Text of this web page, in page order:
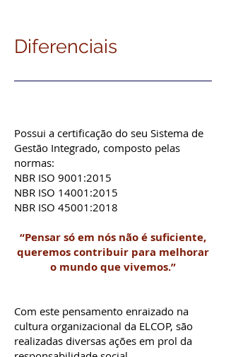
Diferenciais
Possui a certificação do seu Sistema de
Gestão Integrado, composto pelas
normas:
NBR ISO 9001:2015
NBR ISO 14001:2015
NBR ISO 45001:2018
“Pensar só em nós não é suficiente,
queremos contribuir para melhorar
o mundo que vivemos.”
Com este pensamento enraizado na
cultura organizacional da ELCOP, são
realizadas diversas ações em prol da